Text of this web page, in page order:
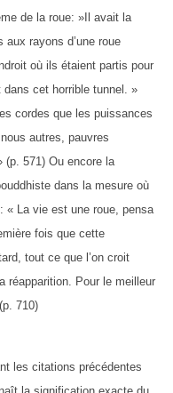
de la roue: »Il avait la
rayons d’une roue
où ils étaient partis pour
dans cet horrible tunnel. »
cordes que les puissances
autres, pauvres
(p. 571) Ou encore la
dans la mesure où
« La vie est une roue, pensa
fois que cette
tout ce que l’on croit
réapparition. Pour le meilleur
710)
les citations précédentes